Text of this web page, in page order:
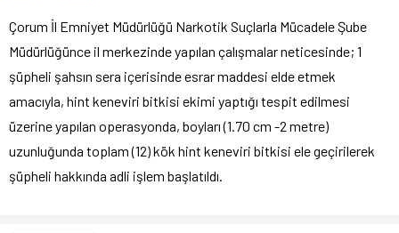
Çorum İl Emniyet Müdürlüğü Narkotik Suçlarla Mücadele Şube
Müdürlüğünce il merkezinde yapılan çalışmalar neticesinde; 1
şüpheli şahsın sera içerisinde esrar maddesi elde etmek
amacıyla, hint keneviri bitkisi ekimi yaptığı tespit edilmesi
üzerine yapılan operasyonda, boyları (1.70 cm -2 metre)
uzunluğunda toplam (12) kök hint keneviri bitkisi ele geçirilerek
şüpheli hakkında adli işlem başlatıldı.